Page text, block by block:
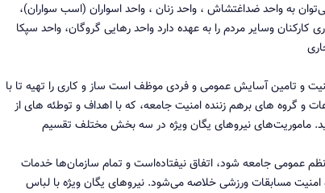
به واحد ضداغتشاش ، واحد زنان ، واحد اسواران (اسب سواران)،
کارکنان وسایر مردم را به عهده دارد واحد رهایی گروگان، واحد سپکا
و تامین آسایش عمومی و فردی موظف است ساز و کاری را تهیه تا با
و گروه های برهم زننده امنیت جامعه، که با اهداف و توطئه های از
ماموریت‌های نیروهای یگان ویژه در سه بخش مختلف تقسیم
جامعه شود، اتفاق نیفتاده‌است و تمام سازمان‌ها خدمات
و امنیت مسابقات ورزشی خلاصه می‌شود. نیروهای یگان ویژه با لباس